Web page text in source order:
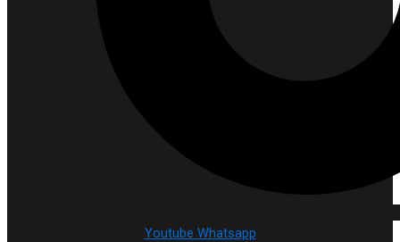
Youtube Whatsapp